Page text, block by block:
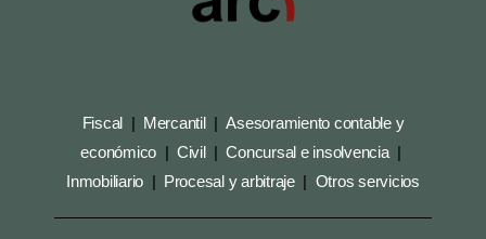
Fiscal | Mercantil|Asesoramiento contable y
económico | Civil|Concursal e insolvencia|
Inmobiliario | Procesal y arbitraje| Otros servicios